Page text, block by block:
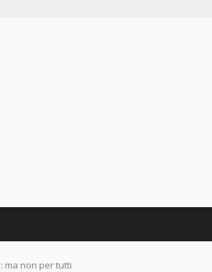
ma non per tutti